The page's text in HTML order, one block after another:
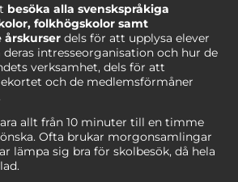
besöka alla svenskspråkiga
folkhögskolor samt
årskurserdels för att upplysa elever
intresseorganisation och hur de
verksamhet, dels för att
och de medlemsförmåner
allt från 10 minuter till en timme
Ofta brukar morgonsamlingar
lämpa sig bra för skolbesök, då hela